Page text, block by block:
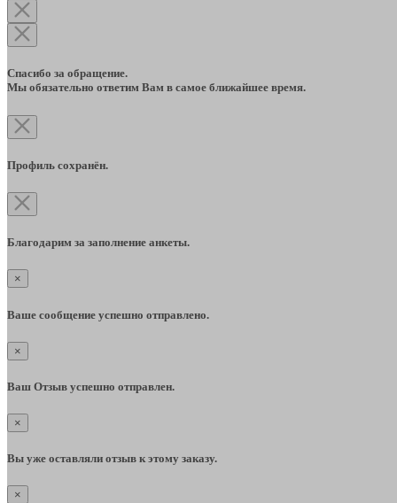
Спасибо за обращение.
Мы обязательно ответим Вам в самое ближайшее время.
Профиль сохранён.
Благодарим за заполнение анкеты.
×
Ваше сообщение успешно отправлено.
×
Ваш Отзыв успешно отправлен.
×
Вы уже оставляли отзыв к этому заказу.
×